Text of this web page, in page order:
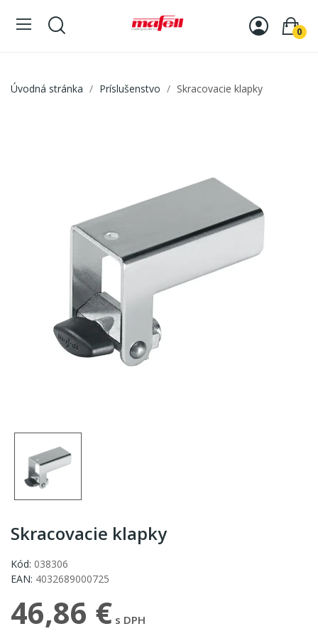
0
Úvodná stránka Príslušenstvo Skracovacie klapky
Skracovacie klapky
Kód: 038306
EAN: 4032689000725
46,86 € s DPH